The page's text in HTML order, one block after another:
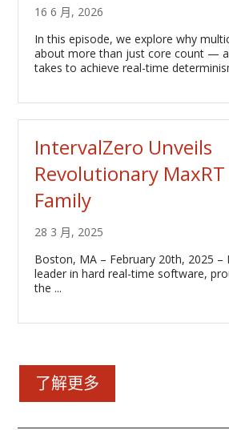
16 6 月, 2026
In this episode, we explore why
about more than just core count —
takes to achieve real-time
IntervalZero Unveils
Revolutionary
Family
28 3 月, 2025
​Boston, MA – February 20th, 2025 –
leader in hard real-time software,
the ...
了解更多